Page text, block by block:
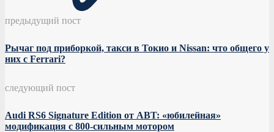
предыдущий пост
Рычаг под приборкой, такси в Токио и Nissan: что общего у
них с Ferrari?
следующий пост
Audi RS6 Signature Edition от ABT: «юбилейная»
модификация с 800-сильным мотором